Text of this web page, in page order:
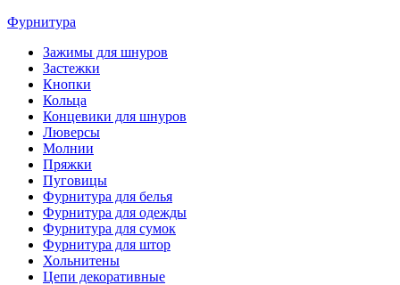
Фурнитура
Зажимы для шнуров
Застежки
Кнопки
Кольца
Концевики для шнуров
Люверсы
Молнии
Пряжки
Пуговицы
Фурнитура для белья
Фурнитура для одежды
Фурнитура для сумок
Фурнитура для штор
Хольнитены
Цепи декоративные